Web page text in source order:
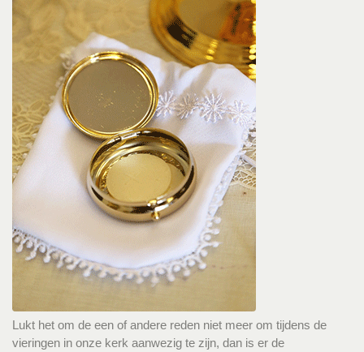
Lukt het om de een of andere reden niet meer om tijdens de
vieringen in onze kerk aanwezig te zijn, dan is er de